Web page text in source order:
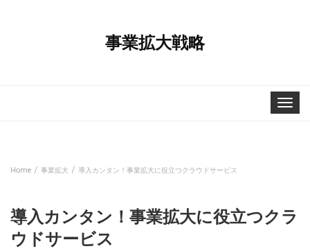
事業拡大戦略
Toggle
Home 事業拡大 導入カンタン！事業拡大に役立つクラウドサービス
導入カンタン！事業拡大に役立つクラ
ウドサービス